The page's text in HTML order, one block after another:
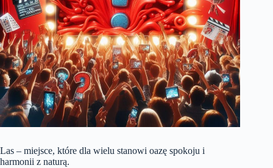
Las – miejsce, które dla wielu stanowi oazę spokoju i
harmonii z naturą.